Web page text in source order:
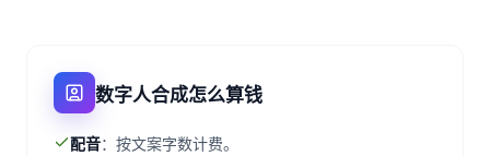
数字人合成怎么算钱
配音：按文案字数计费。